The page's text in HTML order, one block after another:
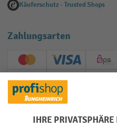
Käuferschutz - Trusted Shops
Zahlungsarten
Creditcard (Master)Creditcard (Visa)
EPS
PayPal
Soziale Netzwerke